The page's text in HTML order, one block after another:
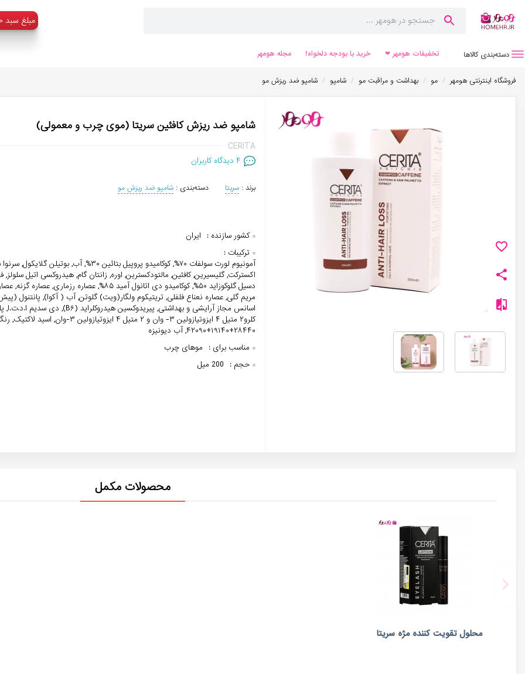
:مبلغ سبد
دسته‌بندی کالاها تخفیفات هومهر ❤ خرید با بودجه دلخواه! مجله هومهر
فروشگاه اینترنتی هومهر / مو / بهداشت و مراقبت مو / شامپو / شامپو ضد ریزش مو
شامپو ضد ریزش کافئین سریتا (موی چرب و معمولی)
CERITA
۴ دیدگاه کاربران
برند : سریتا دسته‌بندی : شامپو ضد ریزش مو
کشور سازنده :
ایران
ترکیبات :
آمونیوم لورت سولفات ۷۰%, کوکامیدو پروپیل بتائین ۳۰%, آب,
اکسترکت, گلیسیرین, کافئین, مالتودکسترین, اوره, زانتان گام, هیدروکسی اتیل سلولز,
دسیل گلوکوزاید ۵۰%, کوکامیدو دی اتانول آمید ۸۵%, عصاره رزماری,
کلرو۲ متیل ۴ ایزوتیازولین ۳- وان و ۲ متیل ۴ ایزوتیازولین ۳-وان,
۲۸۴۴۰+۱۹۱۴۰+۴۲۰۹۰, آب دیونیزه
مناسب برای :
موهای چرب
حجم :
200 میل
محصولات مکمل
محلول تقویت کننده مژه سریتا